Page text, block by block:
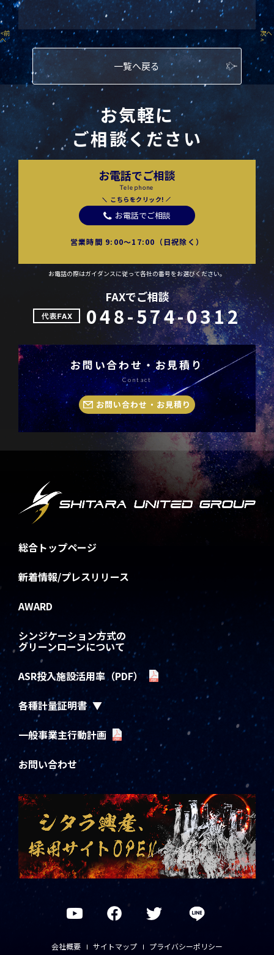
<前
へ
一覧へ戻る
次へ
>
お気軽に
ご相談ください
お電話でご相談
Telephone
こちらをクリック!
お電話でご相談
営業時間 9:00〜17:00（日祝除く）
お電話の際はガイダンスに従って各社の番号をお選びください。
FAXでご相談
048-574-0312
お問い合わせ・お見積り
Contact
お問い合わせ・お見積り
総合トップページ
新着情報/プレスリリース
AWARD
シンジケーション方式の
グリーンローンについて
ASR投入施設活用率（PDF）
各種計量証明書
一般事業主行動計画
お問い合わせ
会社概要 サイトマップ プライバシーポリシー